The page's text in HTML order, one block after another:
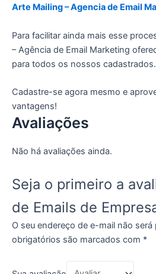
Arte Mailing – Agencia de Email
Para facilitar ainda mais esse
– Agência de Email Marketing
para todos os nossos cadastrados.
Cadastre-se agora mesmo e
vantagens!
Avaliações
Não há avaliações ainda.
Seja o primeiro a
de Emails de
O seu endereço de e-mail não será
obrigatórios são marcados com *